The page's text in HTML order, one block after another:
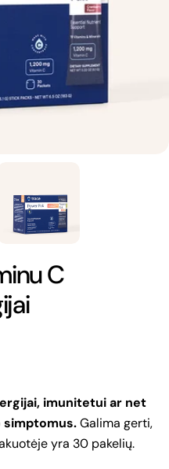
C
imunitetui ar net
simptomus.Galima gerti,
yra 30 pakelių.